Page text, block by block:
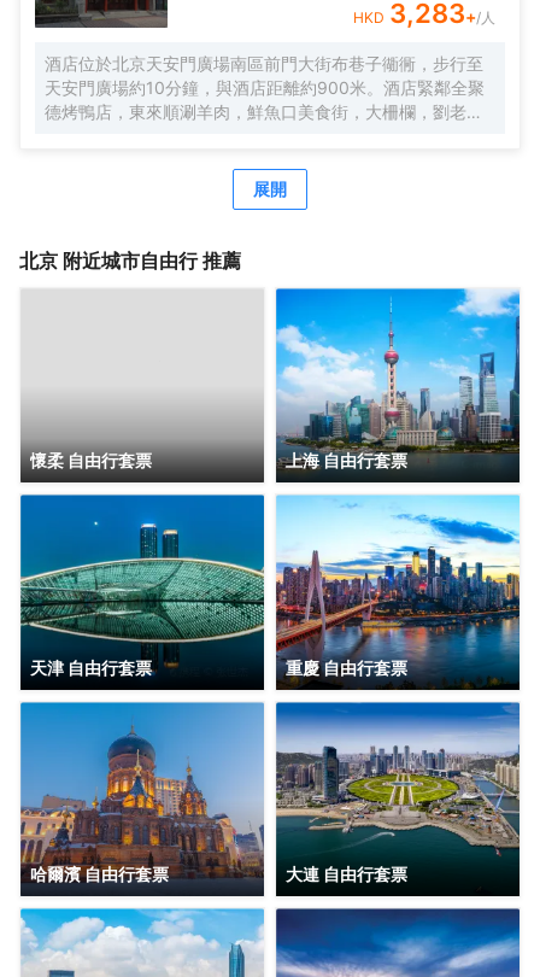
HKD 3,283+/人
酒店位於北京天安門廣場南區前門大街布巷子衚衕，步行至
天安門廣場約10分鐘，與酒店距離約900米。酒店緊鄰全聚
德烤鴨店，東來順涮羊肉，鮮魚口美食街，大柵欄，劉老根
族的體驗享受。酒店設計為復古理念，傳統文化的氣息使得
老北京的特色渲染不已。讓您完全親身體驗。酒店專屬房間
店共百餘間房，酒店的優勢房間都很寬大，舒適的床為您卸
保您和您的伴侶在房間可以舒適的度過愜意的每一夜。酒店
宗旨是服務永遠微笑，隨時隨地為您排憂解難，配備了可口
的傳統的餐飲，旅遊部，供您選擇北京及周邊的旅行天堂。
酒店內服務有機場接送，外賓翻譯，北京旅遊報名。酒店全
體員工在北京集體恭候您的光臨，將讓您感受什麼叫回家的
展開
北京 附近城市自由行 推薦
懷柔 自由行套票 上海 自由行套票
天津 自由行套票 重慶 自由行套票
哈爾濱 自由行套票 大連 自由行套票